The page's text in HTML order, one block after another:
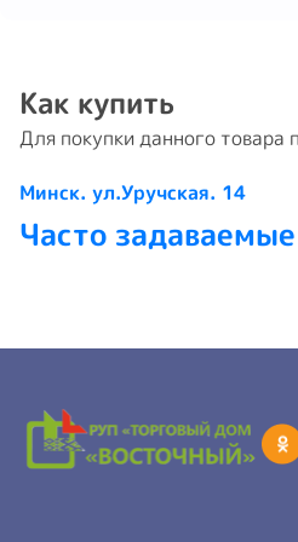
Как купить
Для покупки данного товара
Минск. ул.Уручская. 14
Часто